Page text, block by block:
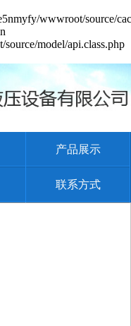
wwwroot/source/
model/api.class.php
产品展示
联系方式